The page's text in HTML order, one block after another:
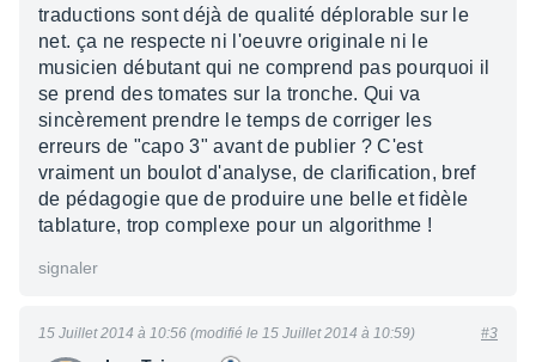
traductions sont déjà de qualité déplorable sur le
net. ça ne respecte ni l'oeuvre originale ni le
musicien débutant qui ne comprend pas pourquoi il
se prend des tomates sur la tronche. Qui va
sincèrement prendre le temps de corriger les
erreurs de "capo 3" avant de publier ? C'est
vraiment un boulot d'analyse, de clarification, bref
de pédagogie que de produire une belle et fidèle
tablature, trop complexe pour un algorithme !
signaler
15 Juillet 2014 à 10:56 (modifié le 15 Juillet 2014 à 10:59) #3